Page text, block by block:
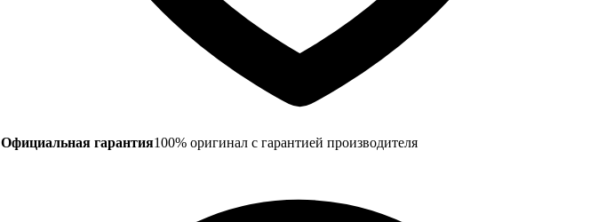
Официальная гарантия100% оригинал с гарантией производителя